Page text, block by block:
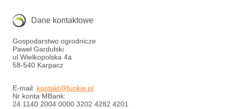
Dane kontaktowe
Gospodarstwo ogrodnicze
Paweł Gardulski
ul Wielkopolska 4a
58-540 Karpacz
E-mail: kontakt@funkie.pl
Nr konta MBank:
24 1140 2004 0000 3202 4282 4201